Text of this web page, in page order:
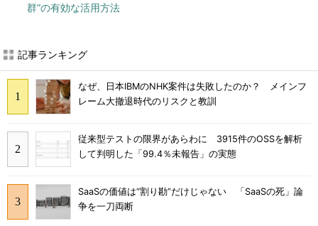
群”の有効な活用方法
記事ランキング
なぜ、日本IBMのNHK案件は失敗したのか？ メインフ
レーム大撤退時代のリスクと教訓
従来型テストの限界があらわに 3915件のOSSを解析
して判明した「99.4％未報告」の実態
SaaSの価値は“割り勘”だけじゃない 「SaaSの死」論
争を一刀両断